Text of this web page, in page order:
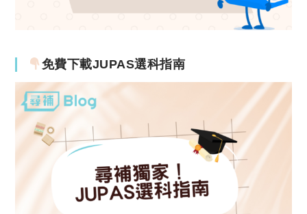
免費下載JUPAS選科指南